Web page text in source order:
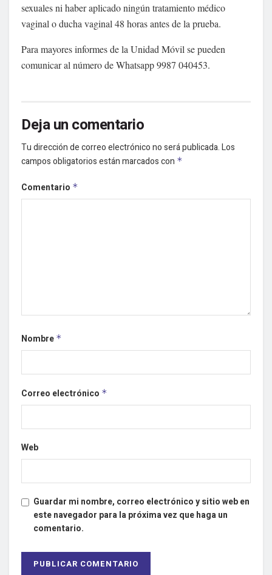
sexuales ni haber aplicado ningún tratamiento médico
vaginal o ducha vaginal 48 horas antes de la prueba.
Para mayores informes de la Unidad Móvil se pueden
comunicar al número de Whatsapp 9987 040453.
Deja un comentario
Tu dirección de correo electrónico no será publicada.Los
campos obligatorios están marcados con *
Comentario *
Nombre *
Correo electrónico *
Web
Guardar mi nombre, correo electrónico y sitio web en
este navegador para la próxima vez que haga un
comentario.